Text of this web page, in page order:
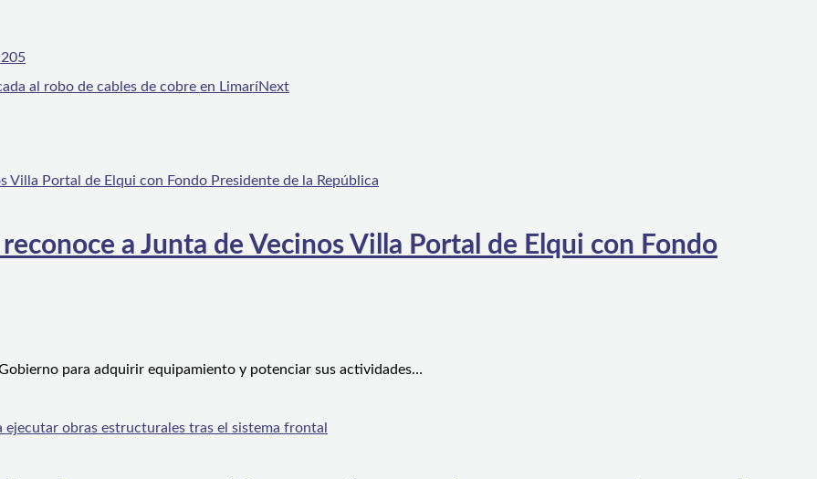
al robo de cables de cobre en LimaríNext
a Junta de Vecinos Villa Portal de Elqui con Fondo
para adquirir equipamiento y potenciar sus actividades…